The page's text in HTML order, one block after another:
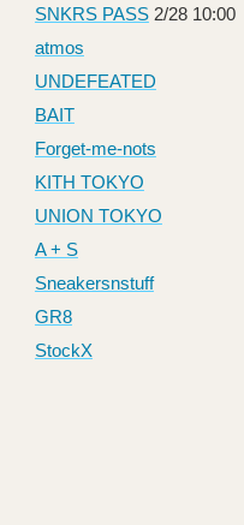
SNKRS PASS2/28 10:00
atmos
UNDEFEATED
BAIT
Forget-me-nots
KITH TOKYO
UNION TOKYO
A + S
Sneakersnstuff
GR8
StockX